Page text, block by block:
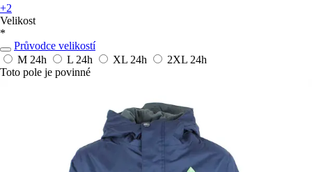
+2
Velikost
*
Průvodce velikostí
M 24h L 24h XL 24h 2XL 24h
Toto pole je povinné